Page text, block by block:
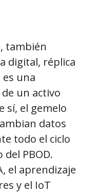
también
digital, réplica
una
un activo
sí, el gemelo
datos
todo el ciclo
del PBOD.
el aprendizaje
y el IoT